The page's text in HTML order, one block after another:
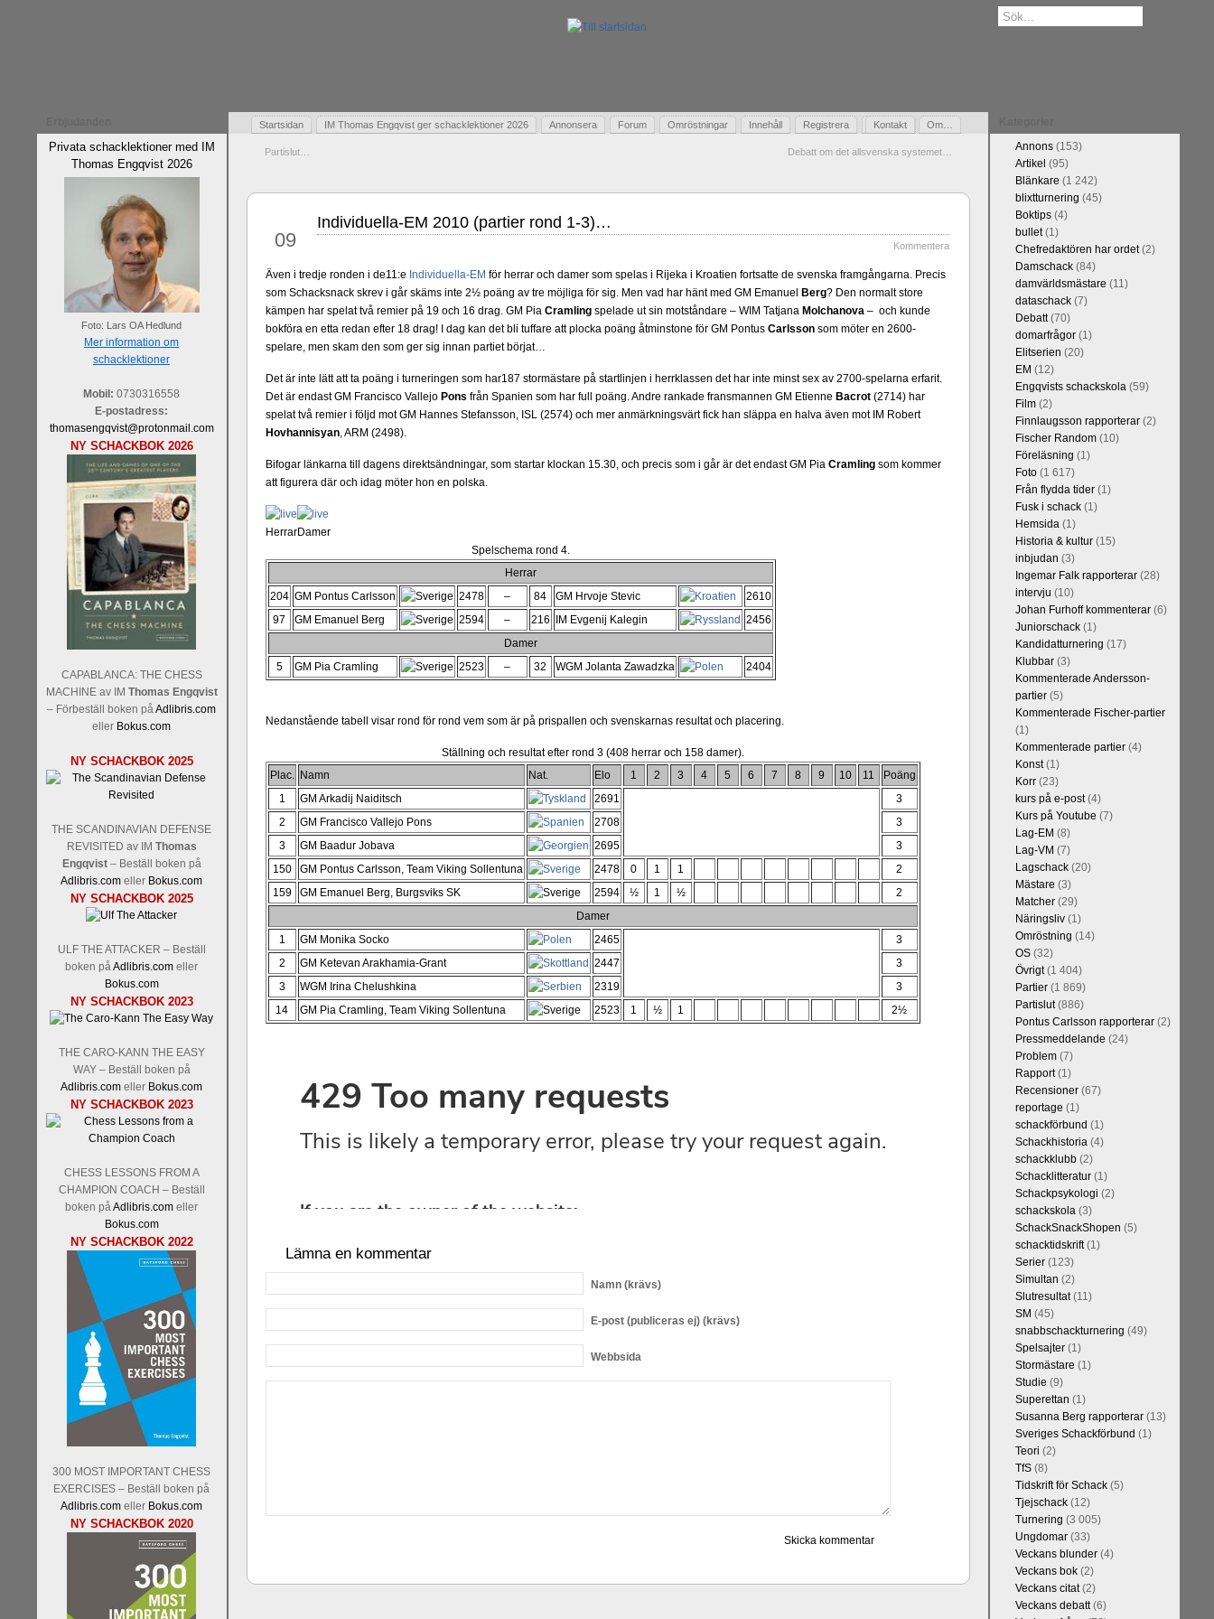
Privata schacklektioner med IM
Thomas Engqvist 2026
Foto: Lars OA Hedlund
Mer information om
schacklektioner
Mobil: 0730316558
E-postadress:
thomasengqvist@protonmail.com
NY SCHACKBOK 2026
CAPABLANCA: THE CHESS
MACHINE av IM Thomas Engqvist
– Förbeställ boken påAdlibris.com
eller Bokus.com
NY SCHACKBOK 2025
THE SCANDINAVIAN DEFENSE
REVISITED av IM Thomas
Engqvist– Beställ boken på
Adlibris.com eller Bokus.com
NY SCHACKBOK 2025
ULF THE ATTACKER – Beställ
boken påAdlibris.com eller
Bokus.com
NY SCHACKBOK 2023
THE CARO-KANN THE EASY
WAY – Beställ boken på
Adlibris.com eller Bokus.com
NY SCHACKBOK 2023
CHESS LESSONS FROM A
CHAMPION COACH – Beställ
boken påAdlibris.com eller
Bokus.com
NY SCHACKBOK 2022
300 MOST IMPORTANT CHESS
EXERCISES – Beställ boken på
Adlibris.com eller Bokus.com
NY SCHACKBOK 2020
Startsidan IM Thomas Engqvist ger schacklektioner 2026 Annonsera Forum Omröstningar Innehåll Registrera Kontakt Om…
Gästbok
Partislut… Debatt om det allsvenska systemet…
09
Individuella-EM 2010 (partier rond 1-3)…
Kommentera
Även i tredje ronden i de11:e Individuella-EM för herrar och damer som spelas i Rijeka i Kroatien fortsatte de svenska framgångarna. Precis
som Schacksnack skrev i går skäms inte 2½ poäng av tre möjliga för sig. Men vad har hänt med GM Emanuel
Berg? Den normalt store
kämpen har spelat två remier på 19 och 16 drag. GM Pia Cramlingspelade ut sin motståndare – WIM Tatjana Molchanova– och kunde
bokföra en etta redan efter 18 drag! I dag kan det bli tuffare att plocka poäng åtminstone för GM Pontus Carlssonsom möter en 2600-
spelare, men skam den som ger sig innan partiet börjat…
Det är inte lätt att ta poäng i turneringen som har187 stormästare på startlinjen i herrklassen det har inte minst sex av 2700-spelarna erfarit.
Det är endast GM Francisco Vallejo Pons från Spanien som har full poäng. Andre rankade fransmannen GM Etienne Bacrot(2714) har
spelat två remier i följd mot GM Hannes Stefansson, ISL (2574) och mer anmärkningsvärt fick han släppa en halva även mot IM Robert
Hovhannisyan, ARM (2498).
Bifogar länkarna till dagens direktsändningar, som startar klockan 15.30, och precis som i går är det endast GM Pia Cramlingsom kommer
att figurera där och idag möter hon en polska.
HerrarDamer
Spelschema rond 4.
Herrar
204 GM Pontus Carlsson 2478 – 84 GM Hrvoje Stevic
2610
97
GM Emanuel Berg 2594 – 216 IM Evgenij Kalegin
2456
Damer
5
GM Pia Cramling 2523 – 32 WGM Jolanta Zawadzka 2404
Nedanstående tabell visar rond för rond vem som är på prispallen och svenskarnas resultat och placering.
Ställning och resultat efter rond 3 (408 herrar och 158 damer).
Plac.
Namn Nat. Elo 1 2 3 4 5 6 7 8 9 10 11
Poäng
1
GM Arkadij Naiditsch 2691
3
2
GM Francisco Vallejo Pons 2708
3
3
GM Baadur Jobava 2695
3
150
GM Pontus Carlsson, Team Viking Sollentuna 2478 0 1 1
2
159
GM Emanuel Berg, Burgsviks SK 2594 ½ 1 ½
2
Damer
1
GM Monika Socko 2465
3
2
GM Ketevan Arakhamia-Grant 2447
3
3
WGM Irina Chelushkina 2319
3
14
GM Pia Cramling, Team Viking Sollentuna 2523 1 ½ 1 2½
Lämna en kommentar
Namn(krävs)
E-post(publiceras ej) (krävs)
Webbsida
Annons(153)
Artikel (95)
Blänkare (1 242)
blixtturnering (45)
Boktips(4)
bullet(1)
Chefredaktören har ordet(2)
Damschack(84)
damvärldsmästare (11)
dataschack(7)
Debatt(70)
domarfrågor(1)
Elitserien (20)
EM (12)
Engqvists schackskola(59)
Film(2)
Finnlaugsson rapporterar(2)
Fischer Random(10)
Föreläsning (1)
Foto(1 617)
Från flydda tider(1)
Fusk i schack(1)
Hemsida(1)
Historia & kultur(15)
inbjudan (3)
Ingemar Falk rapporterar(28)
intervju (10)
Johan Furhoff kommenterar(6)
Juniorschack(1)
Kandidatturnering (17)
Klubbar(3)
Kommenterade Andersson-
partier(5)
Kommenterade Fischer-partier
(1)
Kommenterade partier(4)
Konst(1)
Korr(23)
kurs på e-post(4)
Kurs på Youtube (7)
Lag-EM (8)
Lag-VM (7)
Lagschack(20)
Mästare (3)
Matcher(29)
Näringsliv(1)
Omröstning (14)
OS(32)
Övrigt(1 404)
Partier(1 869)
Partislut(886)
Pontus Carlsson rapporterar(2)
Pressmeddelande (24)
Problem(7)
Rapport(1)
Recensioner(67)
reportage (1)
schackförbund (1)
Schackhistoria(4)
schackklubb(2)
Schacklitteratur(1)
Schackpsykologi (2)
schackskola(3)
SchackSnackShopen (5)
schacktidskrift(1)
Serier(123)
Simultan (2)
Slutresultat(11)
SM (45)
snabbschackturnering (49)
Spelsajter(1)
Stormästare (1)
Studie (9)
Superettan (1)
Susanna Berg rapporterar(13)
Sveriges Schackförbund (1)
Teori (2)
TfS(8)
Tidskrift för Schack(5)
Tjejschack(12)
Turnering (3 005)
Ungdomar(33)
Veckans blunder(4)
Veckans bok(2)
Veckans citat(2)
Veckans debatt(6)